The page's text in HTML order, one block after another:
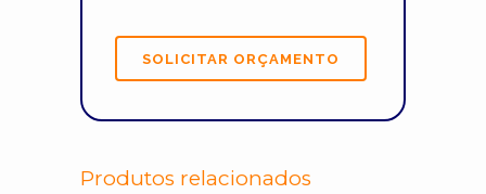
Produtos relacionados